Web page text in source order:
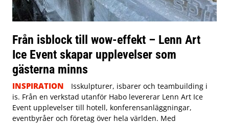
Från isblock till wow-effekt – Lenn Art
Ice Event skapar upplevelser som
gästerna minns
INSPIRATION
Isskulpturer, isbarer och teambuilding i
is. Från en verkstad utanför Habo levererar Lenn Art Ice
Event upplevelser till hotell, konferensanläggningar,
eventbyråer och företag över hela världen. Med